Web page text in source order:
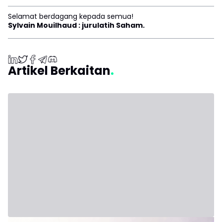
Selamat berdagang kepada semua!
Sylvain Mouilhaud : jurulatih Saham.
Artikel Berkaitan